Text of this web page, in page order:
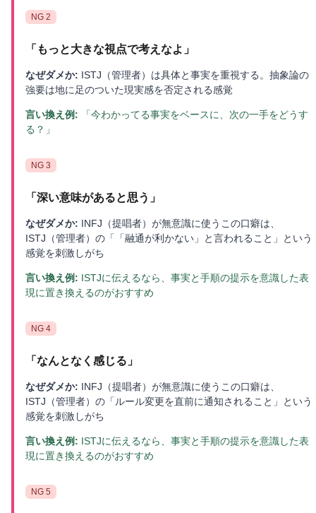
NG 2
「 もっと大きな視点で考えなよ 」
なぜダメか: ISTJ（管理者）は具体と事実を重視する。抽象論の
強要は地に足のついた現実感を否定される感覚
言い換え例:
「今わかってる事実をベースに、次の一手をどうす
る？」
NG 3
「 深い意味があると思う 」
なぜダメか: INFJ（提唱者）が無意識に使うこの口癖は、
ISTJ（管理者）の「「融通が利かない」と言われること」という
感覚を刺激しがち
言い換え例: ISTJに伝えるなら、事実と手順の提示を意識した表
現に置き換えるのがおすすめ
NG 4
「 なんとなく感じる 」
なぜダメか: INFJ（提唱者）が無意識に使うこの口癖は、
ISTJ（管理者）の「ルール変更を直前に通知されること」という
感覚を刺激しがち
言い換え例: ISTJに伝えるなら、事実と手順の提示を意識した表
現に置き換えるのがおすすめ
NG 5